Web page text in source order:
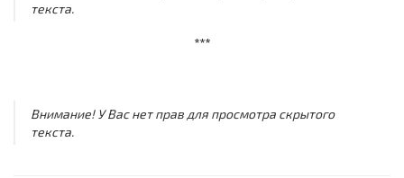
текста.
***
Внимание! У Вас нет прав для просмотра скрытого
текста.